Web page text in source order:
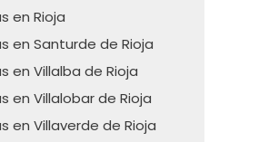
en Rioja
en Santurde de Rioja
en Villalba de Rioja
en Villalobar de Rioja
en Villaverde de Rioja